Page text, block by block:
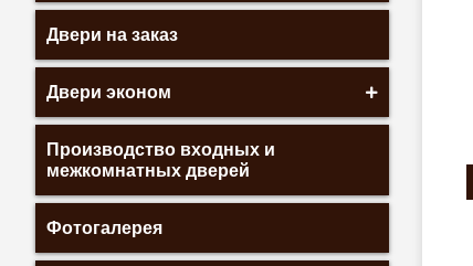
Двери на заказ
Двери эконом
Производство входных и
межкомнатных дверей
Фотогалерея